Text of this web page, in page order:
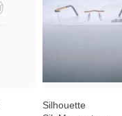
Silhouette